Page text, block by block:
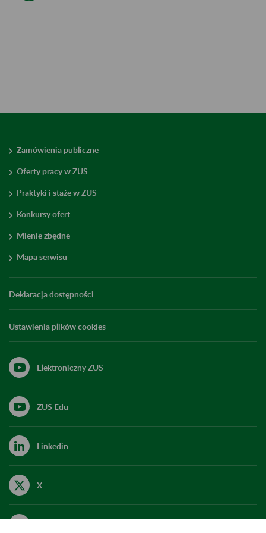
Zamówienia publiczne
Oferty pracy w ZUS
Praktyki i staże w ZUS
Konkursy ofert
Mienie zbędne
Mapa serwisu
Deklaracja dostępności
Ustawienia plików cookies
Elektroniczny ZUS
ZUS Edu
Linkedin
X